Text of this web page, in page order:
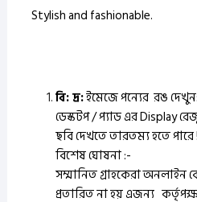
Stylish and fashionable.
বি: দ্র:ইমেজে পন্যের রঙ
ডেস্কটপ / প্যাড এর Display
ছবি দেখতে তারতম্য হতে পারে !
বিশেষ ঘোষনা :-
সম্মানিত গ্রাহকেরা
প্রতারিত না হয় এজন্য